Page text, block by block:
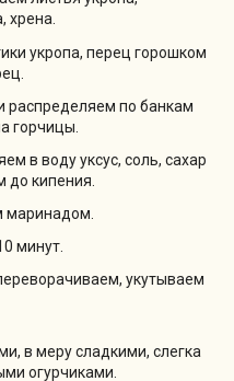
хрена.
укропа, перец горошком
распределяем по банкам
горчицы.
в воду уксус, соль, сахар
до кипения.
маринадом.
минут.
укутываем
в меру сладкими, слегка
огурчиками.